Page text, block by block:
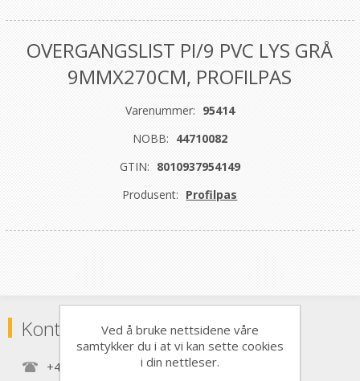
OVERGANGSLIST PI/9 PVC LYS GRÅ
9MMX270CM, PROFILPAS
Varenummer: 95414
NOBB: 44710082
GTIN: 8010937954149
Produsent: Profilpas
Kontaktinformasjon
+47 22 30 40 70
Ved å bruke nettsidene våre
samtykker du i at vi kan sette cookies
i din nettleser.